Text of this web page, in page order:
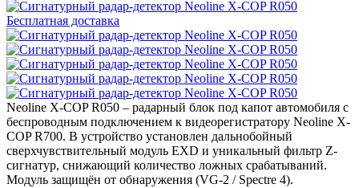
Бесплатная доставка
Neoline X-COP R050 – радарный блок под капот автомобиля с
беспроводным подключением к видеорегистратору Neoline X-
COP R700. В устройство установлен дальнобойный
сверхчувствительный модуль EXD и уникальный фильтр Z-
сигнатур, снижающий количество ложных срабатываний.
Модуль защищён от обнаружения (VG-2 / Spectre 4).